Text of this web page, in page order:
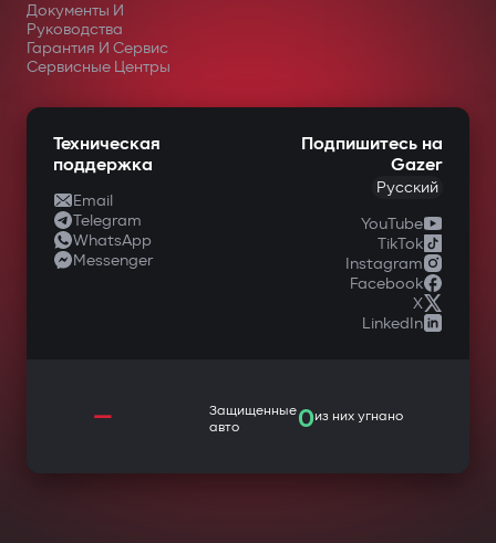
Документы И
Руководства
Гарантия И Сервис
Сервисные Центры
Техническая
поддержка
Email
Telegram
WhatsApp
Messenger
Подпишитесь на
Gazer
Русский
YouTube
TikTok
Instagram
Facebook
X
LinkedIn
—
Защищенные
авто
0из них угнано